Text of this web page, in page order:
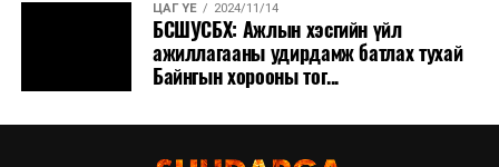
ЦАГ ҮЕ 2024/11/14
БСШУСБХ: Ажлын хэсгийн үйл
ажиллагааны удирдамж батлах тухай
Байнгын хорооны тог...